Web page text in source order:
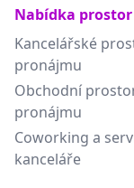
Nabídka prostor
Kancelářské
pronájmu
Obchodní
pronájmu
Coworking a
kanceláře